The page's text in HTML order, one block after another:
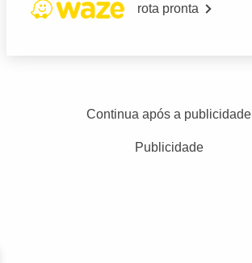
rota pronta
Continua após a publicidade
Publicidade